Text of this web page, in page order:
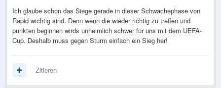
Ich glaube schon das Siege gerade in dieser Schwächephase von
Rapid wichtig sind. Denn wenn die wieder richtig zu treffen und
punkten beginnen wirds unheimlich schwer für uns mit dem UEFA-
Cup. Deshalb muss gegen Sturm einfach ein Sieg her!
Zitieren